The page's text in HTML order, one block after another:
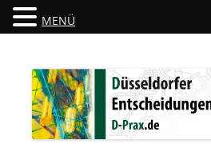
Düsseldorfer
MENÜ